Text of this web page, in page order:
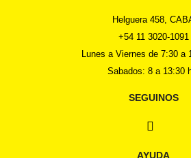
Helguera 458,
+54 11 3020-1091
Lunes a Viernes de 7:30 a
Sabados: 8 a 13:30
SEGUINOS
AYUDA